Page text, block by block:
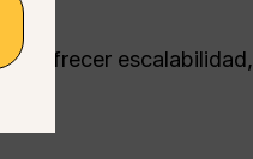
ofrecer escalabilidad,